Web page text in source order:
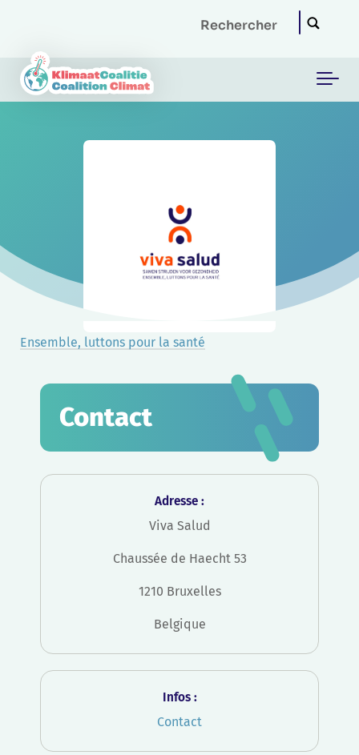
Ensemble, luttons pour la santé
Contact
Adresse :
Viva Salud
Chaussée de Haecht 53
1210 Bruxelles
Belgique
Infos :
Contact